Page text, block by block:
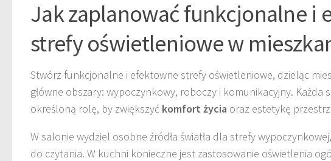
Jak zaplanować funkcjonalne i
strefy oświetleniowe w
Stwórz funkcjonalne i efektowne strefy oświetleniowe, dzieląc
główne obszary: wypoczynkowy, roboczy i komunikacyjny. Każda
określoną rolę, by zwiększyć komfort życia oraz estetykę
W salonie wydziel osobne źródła światła dla strefy
do czytania. W kuchni konieczne jest zastosowanie oświetlenia